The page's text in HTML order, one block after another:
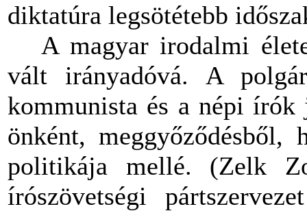
diktatúra legsötétebb
A magyar irodalmi
vált irányadóvá. A
kommunista és a népi írók
önként,
politikája mellé. (Zelk
írószövetségi